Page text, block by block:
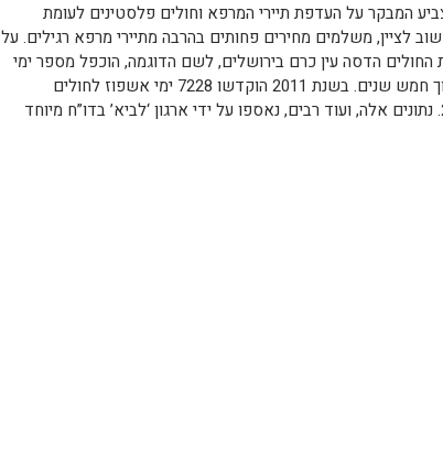
מבקר המדינה שפורסם בשנת 2015, הצביע המבקר על העדפת תיירי המרפא וחולים פלסטינים לעומת
לציין, משלמים מחירים פחותים בהרבה מתיירי מרפא רגילים. על
הדסה עין כרם בירושלים, לשם הדוגמה, הוכפל מספר ימי
האשפוז של חולים פלסטינאיים פי שניים בתוך חמש שנים. בשנת 2011 הוקדשו 7228 ימי אשפוז לחולים
פלסטינאיים, לעומת 14,601 ימים בשנת 2015. נתונים אלה, ועוד רבים, נאספו על ידי ארגון ‘לביא’ בדו”ח מיוחד